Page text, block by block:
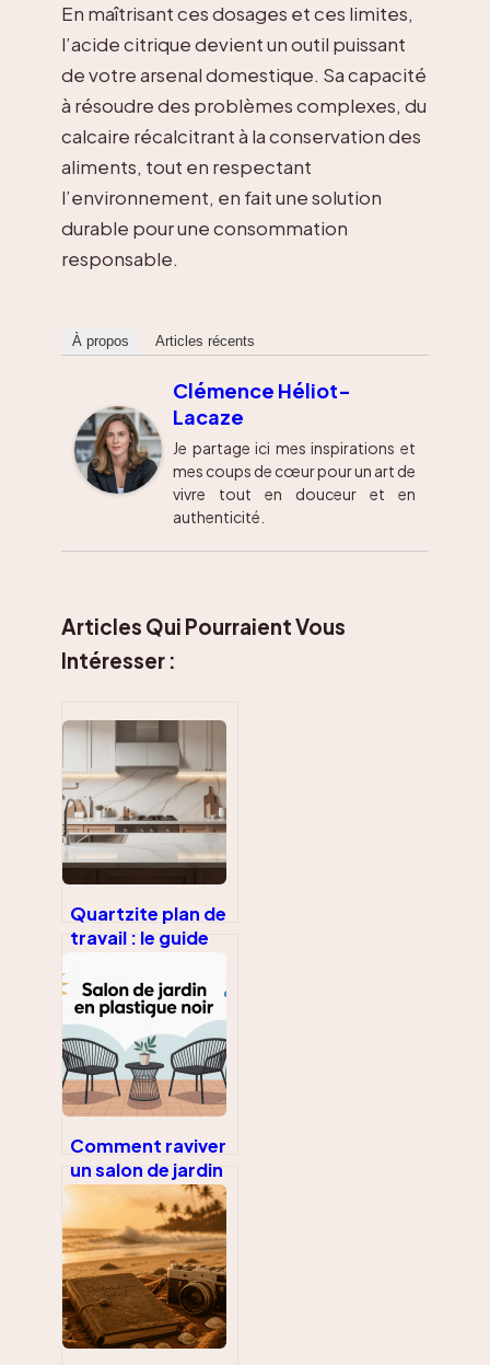
En maîtrisant ces dosages et ces limites,
l’acide citrique devient un outil puissant
de votre arsenal domestique. Sa capacité
à résoudre des problèmes complexes, du
calcaire récalcitrant à la conservation des
aliments, tout en respectant
l’environnement, en fait une solution
durable pour une consommation
responsable.
À propos Articles récents
Clémence Héliot-
Lacaze
Je partage ici mes inspirations et
mes coups de cœur pour un art de
vivre tout en douceur et en
authenticité.
Articles Qui Pourraient Vous
Intéresser :
Quartzite plan de
travail : le guide
vous lancer
Comment raviver
un salon de jardin
en plastique noir
sans l’abîmer